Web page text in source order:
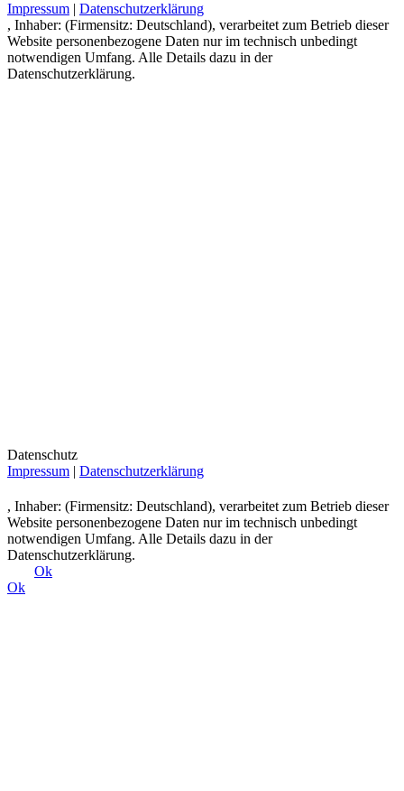
Impressum | Datenschutzerklärung
, Inhaber: (Firmensitz: Deutschland), verarbeitet zum Betrieb dieser
Website personenbezogene Daten nur im technisch unbedingt
notwendigen Umfang. Alle Details dazu in der
Datenschutzerklärung.
Datenschutz
Impressum | Datenschutzerklärung
, Inhaber: (Firmensitz: Deutschland), verarbeitet zum Betrieb dieser
Website personenbezogene Daten nur im technisch unbedingt
notwendigen Umfang. Alle Details dazu in der
Datenschutzerklärung.
Ok
Ok